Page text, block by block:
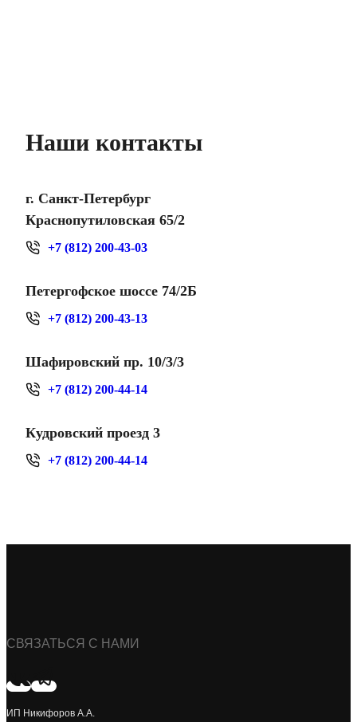
Наши контакты
г. Санкт-Петербург
Краснопутиловская 65/2
+7 (812) 200-43-03
Петергофское шоссе 74/2Б
+7 (812) 200-43-13
Шафировский пр. 10/3/3
+7 (812) 200-44-14
Кудровский проезд 3
+7 (812) 200-44-14
СВЯЗАТЬСЯ С НАМИ
ИП Никифоров А.А.